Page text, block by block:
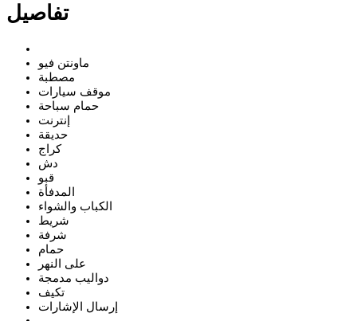
تفاصيل
ماونتن فيو
مصطبة
موقف سيارات
حمام سباحة
إنترنت
حديقة
كراج
دش
قبو
المدفأة
الكباب والشواء
شريط
شرفة
حمام
على النهر
دواليب مدمجة
تكيف
إرسال الإشارات